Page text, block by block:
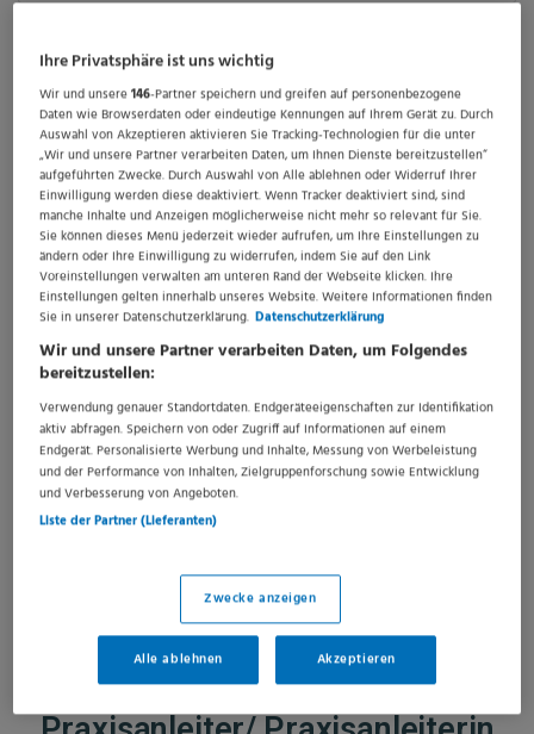
Ihre Privatsphäre ist uns wichtig
Wir und unsere146-Partner speichern und greifen auf personenbezogene
Daten wie Browserdaten oder eindeutige Kennungen auf Ihrem Gerät zu. Durch
Auswahl von Akzeptieren aktivieren Sie Tracking-Technologien für die unter
„Wir und unsere Partner verarbeiten Daten, um Ihnen Dienste bereitzustellen“
aufgeführten Zwecke. Durch Auswahl von Alle ablehnen oder Widerruf Ihrer
Einwilligung werden diese deaktiviert. Wenn Tracker deaktiviert sind, sind
manche Inhalte und Anzeigen möglicherweise nicht mehr so relevant für Sie.
Sie können dieses Menü jederzeit wieder aufrufen, um Ihre Einstellungen zu
ändern oder Ihre Einwilligung zu widerrufen, indem Sie auf den Link
Voreinstellungen verwalten am unteren Rand der Webseite klicken. Ihre
Einstellungen gelten innerhalb unseres Website. Weitere Informationen finden
Sie in unserer Datenschutzerklärung. Datenschutzerklärung
Wir und unsere Partner verarbeiten Daten, um Folgendes
bereitzustellen:
Verwendung genauer Standortdaten. Endgeräteeigenschaften zur Identifikation
aktiv abfragen. Speichern von oder Zugriff auf Informationen auf einem
Endgerät. Personalisierte Werbung und Inhalte, Messung von Werbeleistung
und der Performance von Inhalten, Zielgruppenforschung sowie Entwicklung
und Verbesserung von Angeboten.
Liste der Partner (Lieferanten)
Zwecke anzeigen
Alle ablehnen Akzeptieren